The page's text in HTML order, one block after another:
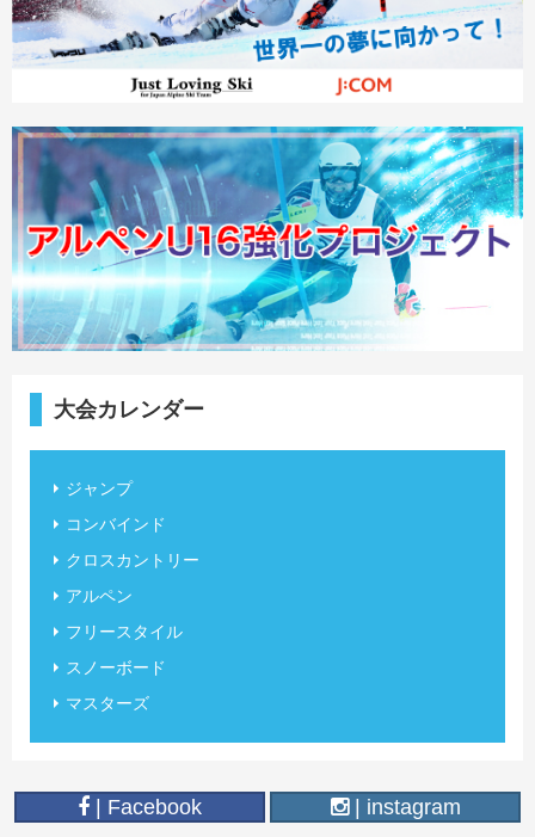
大会カレンダー
ジャンプ
コンバインド
クロスカントリー
アルペン
フリースタイル
スノーボード
マスターズ
| Facebook | instagram